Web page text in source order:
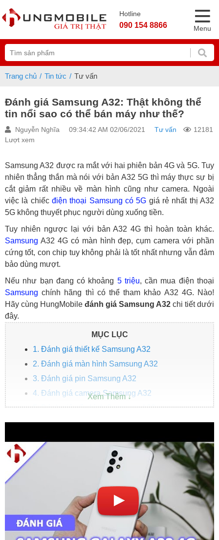
Hotline
090 154 8866 Menu
Trang chủ Tin tức Tư vấn
Đánh giá Samsung A32: Thật không thể
tin nổi sao có thể bán máy như thế?
Nguyễn Nghĩa 09:34:42 AM 02/06/2021 Tư vấn
12181
Lượt xem
Samsung A32 được ra mắt với hai phiên bản 4G và 5G. Tuy
nhiên thẳng thắn mà nói với bản A32 5G thì máy thực sự bị
cắt giảm rất nhiều về màn hình cũng như camera. Ngoài
việc là chiếc điện thoại Samsung có 5G giá rẻ nhất thị A32
5G không thuyết phục người dùng xuống tiền.
Tuy nhiên ngược lại với bản A32 4G thì hoàn toàn khác.
Samsung A32 4G có màn hình đẹp, cụm camera với phần
cứng tốt, con chip tuy không phải là tốt nhất nhưng vẫn đảm
bảo dùng mượt.
Nếu như bạn đang có khoảng 5 triệu, cần mua điện thoại
Samsung chính hãng thì có thể tham khảo A32 4G. Nào!
Hãy cùng HungMobile đánh giá Samsung A32 chi tiết dưới
đây.
MỤC LỤC
1. Đánh giá thiết kế Samsung A32
2. Đánh giá màn hình Samsung A32
3. Đánh giá pin Samsung A32
4. Đánh giá camera Samsung A32
5. Đánh giá cấu hình Samsung A32